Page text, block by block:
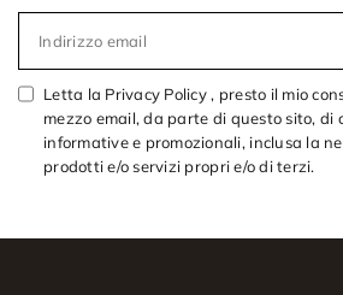
Indirizzo email
Letta la Privacy Policy , presto il mio
mezzo email, da parte di questo sito, di
informative e promozionali, inclusa la
prodotti e/o servizi propri e/o di terzi.